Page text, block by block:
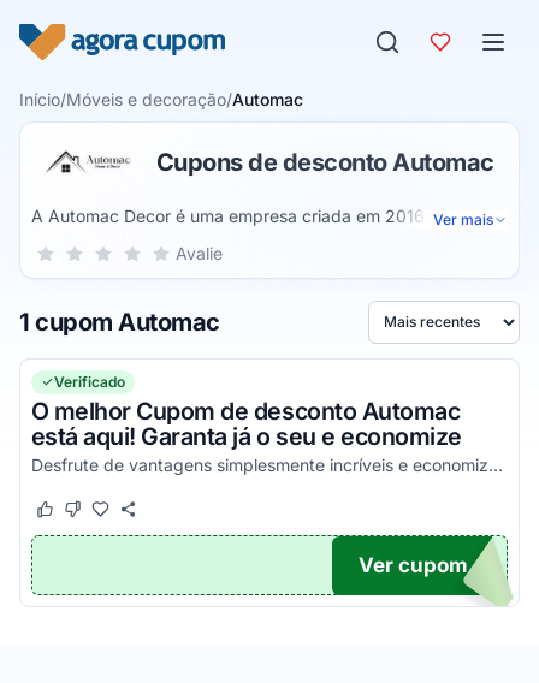
Início/Móveis e decoração/Automac
Cupons de desconto Automac
A Automac Decor é uma empresa criada em 2016,
especializada na fabricação de móveis industriais, utilizando
segurança e facilidade na compra, trazendo estilo,
modernidade e praticidade aos ambientes. A Automac
Decor acredita que a casa é uma extensão da
personalidade de cada pessoa, por isso, seus produtos são
projetados para refletir a individualidade dos clientes.
Ver mais
Sua nota para Automac, de 1 a 5 estrelas
5 estrelas
4 estrelas
3 estrelas
2 estrelas
1 estrela Avalie
1 cupom Automac Ordenar por
Verificado
O melhor Cupom de desconto Automac
está aqui! Garanta já o seu e economize
Desfrute de vantagens simplesmente incríveis e economize da melhor maneira possível!
Este cupom funcionou
Este cupom não funcionou
TICO
Ver cupom